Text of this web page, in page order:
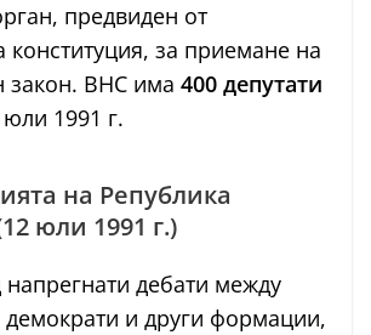
предвиден от
конституция, за приемане на
закон. ВНС има 400 депутати
1991 г.
на Република
юли 1991 г.)
напрегнати дебати между
демократи и други формации,